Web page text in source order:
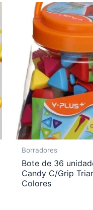
Borradores
Bote de 36
Candy C/Grip
Colores